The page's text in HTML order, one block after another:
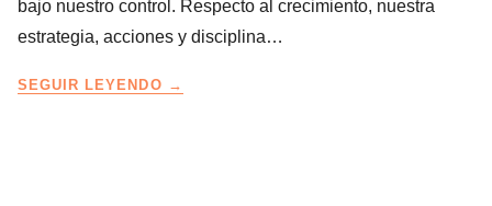
bajo nuestro control. Respecto al crecimiento, nuestra
estrategia, acciones y disciplina…
SEGUIR LEYENDO